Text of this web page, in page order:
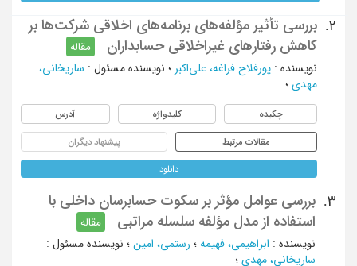
2.
بررسی تأثیر مؤلفه‌های برنامه‌های اخلاقی شرکت‌ها بر
کاهش رفتارهای غیراخلاقی حسابداران
مقاله
نویسنده : پورفلاح فراغه، علی‌اکبر ؛ نویسنده مسئول : ساریخانی،
مهدی ؛
چکیده کلیدواژه آدرس
مقالات مرتبط پیشنهاد دیگران
دانلود
3.
بررسی عوامل مؤثر بر سکوت حسابرسان داخلی با
استفاده از مدل مؤلفه‌ سلسله مراتبی
مقاله
نویسنده : ابراهیمی، فهیمه ؛ رستمی، امین ؛ نویسنده مسئول :
ساریخانی، مهدی ؛